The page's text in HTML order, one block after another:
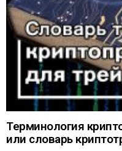
Терминология
или словарь